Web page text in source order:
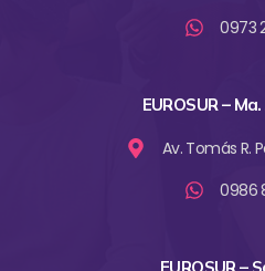
0973
EUROSUR –
Av. Tomás R.
0986
EUROSUR –